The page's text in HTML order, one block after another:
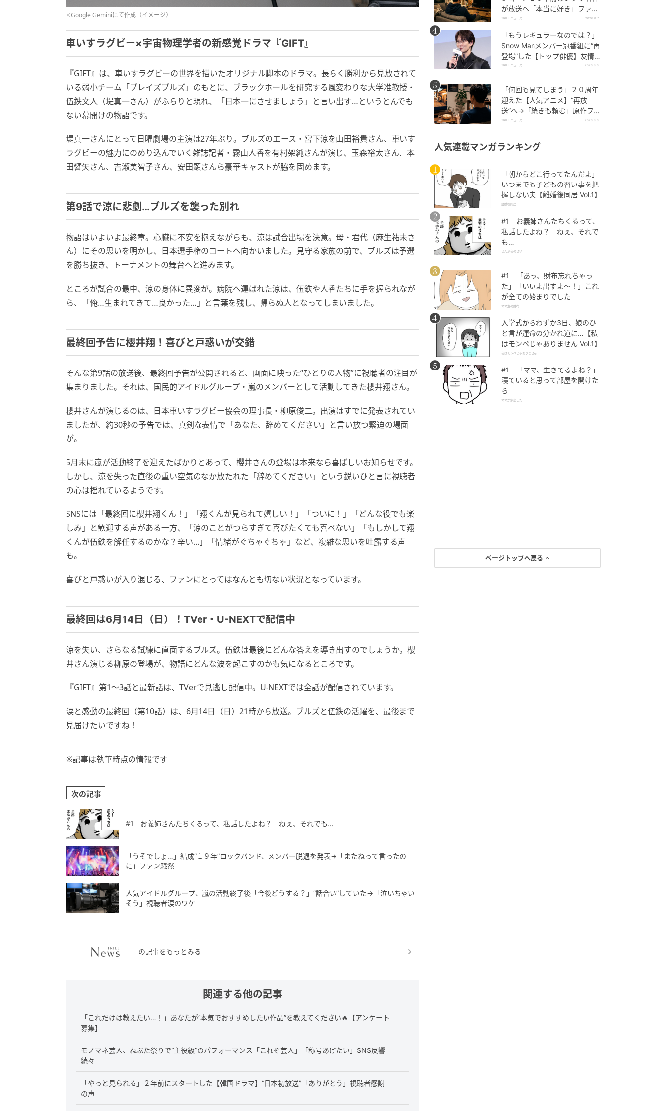
※Google Geminiにて作成（イメージ）
車いすラグビー×宇宙物理学者の新感覚ドラマ『GIFT』
『GIFT』は、車いすラグビーの世界を描いたオリジナル脚本のドラマ。長らく勝利から見放されて
いる弱小チーム「ブレイズブルズ」のもとに、ブラックホールを研究する風変わりな大学准教授・
伍鉄文人（堤真一さん）がふらりと現れ、「日本一にさせましょう」と言い出す…というとんでも
ない幕開けの物語です。
堤真一さんにとって日曜劇場の主演は27年ぶり。ブルズのエース・宮下涼を山田裕貴さん、車いす
ラグビーの魅力にのめり込んでいく雑誌記者・霧山人香を有村架純さんが演じ、玉森裕太さん、本
田響矢さん、吉瀬美智子さん、安田顕さんら豪華キャストが脇を固めます。
第9話で涼に悲劇…ブルズを襲った別れ
物語はいよいよ最終章。心臓に不安を抱えながらも、涼は試合出場を決意。母・君代（麻生祐未さ
ん）にその思いを明かし、日本選手権のコートへ向かいました。見守る家族の前で、ブルズは予選
を勝ち抜き、トーナメントの舞台へと進みます。
ところが試合の最中、涼の身体に異変が。病院へ運ばれた涼は、伍鉄や人香たちに手を握られなが
ら、「俺…生まれてきて…良かった…」と言葉を残し、帰らぬ人となってしまいました。
最終回予告に櫻井翔！喜びと戸惑いが交錯
そんな第9話の放送後、最終回予告が公開されると、画面に映った“ひとりの人物”に視聴者の注目が
集まりました。それは、国民的アイドルグループ・嵐のメンバーとして活動してきた櫻井翔さん。
櫻井さんが演じるのは、日本車いすラグビー協会の理事長・柳原俊二。出演はすでに発表されてい
ましたが、約30秒の予告では、真剣な表情で「あなた、辞めてください」と言い放つ緊迫の場面
が。
5月末に嵐が活動終了を迎えたばかりとあって、櫻井さんの登場は本来なら喜ばしいお知らせです。
しかし、涼を失った直後の重い空気のなか放たれた「辞めてください」という鋭いひと言に視聴者
の心は揺れているようです。
SNSには「最終回に櫻井翔くん！」「翔くんが見られて嬉しい！」「ついに！」「どんな役でも楽
しみ」と歓迎する声がある一方、「涼のことがつらすぎて喜びたくても喜べない」「もしかして翔
くんが伍鉄を解任するのかな？辛い…」「情緒がぐちゃぐちゃ」など、複雑な思いを吐露する声
も。
喜びと戸惑いが入り混じる、ファンにとってはなんとも切ない状況となっています。
最終回は6月14日（日）！TVer・U-NEXTで配信中
涼を失い、さらなる試練に直面するブルズ。伍鉄は最後にどんな答えを導き出すのでしょうか。櫻
井さん演じる柳原の登場が、物語にどんな波を起こすのかも気になるところです。
『GIFT』第1～3話と最新話は、TVerで見逃し配信中。U-NEXTでは全話が配信されています。
涙と感動の最終回（第10話）は、6月14日（日）21時から放送。ブルズと伍鉄の活躍を、最後まで
見届けたいですね！
※記事は執筆時点の情報です
次の記事
#1 お義姉さんたちくるって、私話したよね？ ねぇ、それでも…
「うそでしょ…」結成“１９年”ロックバンド、メンバー脱退を発表→「またねって言ったの
に」ファン騒然
人気アイドルグループ、嵐の活動終了後「今後どうする？」“話合い”していた→「泣いちゃい
そう」視聴者涙のワケ
の記事をもっとみる
関連する他の記事
「これだけは教えたい…！」あなたが“本気でおすすめしたい作品”を教えてください🔥【アンケート
募集】
モノマネ芸人、ねぶた祭りで“主役級”のパフォーマンス「これぞ芸人」「称号あげたい」SNS反響
続々
「やっと見られる」２年前にスタートした【韓国ドラマ】“日本初放送”「ありがとう」視聴者感謝
の声
が放送へ「本当に好き」ファン
しみじみ
TRILL ニュース 2026.8.7
「もうレギュラーなのでは？」
Snow Manメンバー冠番組に“再
登場”した【トップ俳優】友情出
演に視聴者驚き
TRILL ニュース 2026.8.6
「何回も見てしまう」２０周年
迎えた【人気アニメ】“再放
送”へ→「続きも頼む」原作ファ
ン懇願
TRILL ニュース 2026.8.6
人気連載マンガランキング
「朝からどこ行ってたんだよ」
いつまでも子どもの習い事を把
握しない夫【離婚後同居 Vol.1】
離婚後同居
#1 お義姉さんたちくるって、
私話したよね？ ねぇ、それで
も…
ぜんぶ私のせい
#1 「あっ、財布忘れちゃっ
た」「いいよ出すよ〜！」これ
が全ての始まりでした
ママ友の財布
入学式からわずか3日、娘のひ
と言が運命の分かれ道に…【私
はモンペじゃありません Vol.1】
私はモンペじゃありません
#1 「ママ、生きてるよね？」
寝ていると思って部屋を開けた
ら
ママが家出した
ページトップへ戻る